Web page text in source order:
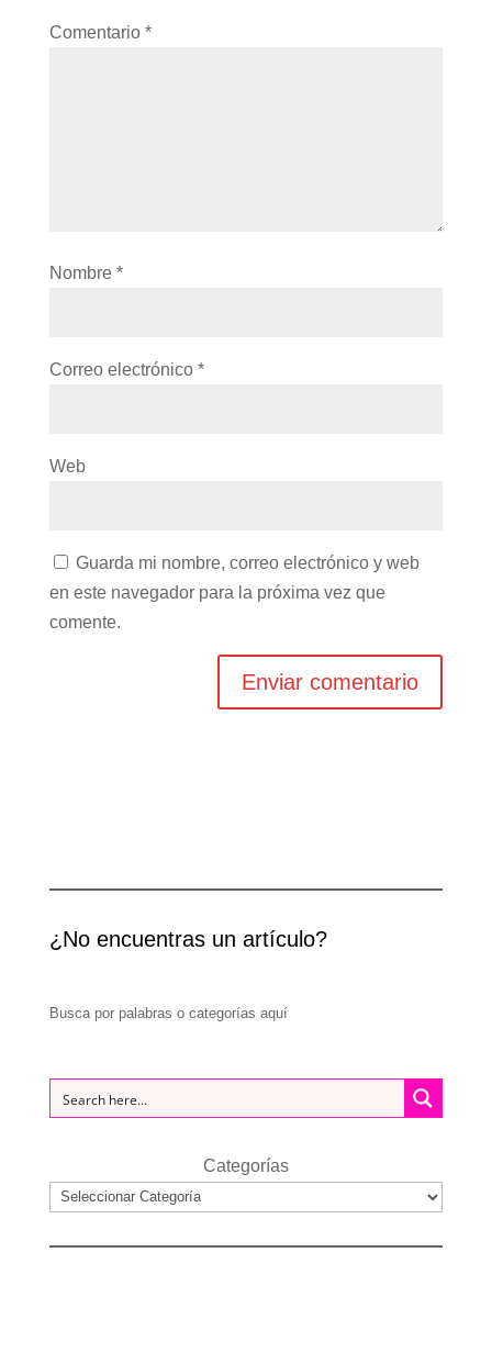
Comentario *
Nombre *
Correo electrónico *
Web
Guarda mi nombre, correo electrónico y web
en este navegador para la próxima vez que
comente.
¿No encuentras un artículo?
Busca por palabras o categorías aquí
Categorías